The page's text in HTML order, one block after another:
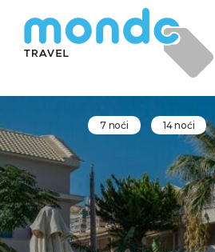
7 noći 14 noći